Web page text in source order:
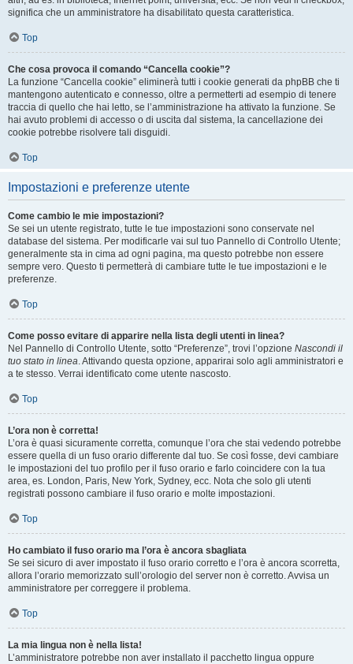
significa che un amministratore ha disabilitato questa caratteristica.
Top
Che cosa provoca il comando “Cancella cookie”?
La funzione “Cancella cookie” eliminerà tutti i cookie generati da phpBB che ti
mantengono autenticato e connesso, oltre a permetterti ad esempio di tenere
traccia di quello che hai letto, se l’amministrazione ha attivato la funzione. Se
hai avuto problemi di accesso o di uscita dal sistema, la cancellazione dei
cookie potrebbe risolvere tali disguidi.
Top
Impostazioni e preferenze utente
Come cambio le mie impostazioni?
Se sei un utente registrato, tutte le tue impostazioni sono conservate nel
database del sistema. Per modificarle vai sul tuo Pannello di Controllo Utente;
generalmente sta in cima ad ogni pagina, ma questo potrebbe non essere
sempre vero. Questo ti permetterà di cambiare tutte le tue impostazioni e le
preferenze.
Top
Come posso evitare di apparire nella lista degli utenti in linea?
Nel Pannello di Controllo Utente, sotto “Preferenze”, trovi l’opzione Nascondi il
tuo stato in linea. Attivando questa opzione, apparirai solo agli amministratori e
a te stesso. Verrai identificato come utente nascosto.
Top
L’ora non è corretta!
L’ora è quasi sicuramente corretta, comunque l’ora che stai vedendo potrebbe
essere quella di un fuso orario differente dal tuo. Se così fosse, devi cambiare
le impostazioni del tuo profilo per il fuso orario e farlo coincidere con la tua
area, es. London, Paris, New York, Sydney, ecc. Nota che solo gli utenti
registrati possono cambiare il fuso orario e molte impostazioni.
Top
Ho cambiato il fuso orario ma l’ora è ancora sbagliata
Se sei sicuro di aver impostato il fuso orario corretto e l’ora è ancora scorretta,
allora l’orario memorizzato sull’orologio del server non è corretto. Avvisa un
amministratore per correggere il problema.
Top
La mia lingua non è nella lista!
L’amministratore potrebbe non aver installato il pacchetto lingua oppure